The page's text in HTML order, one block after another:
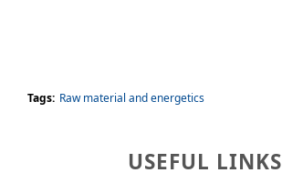
Tags: Raw material and energetics
USEFUL LINKS